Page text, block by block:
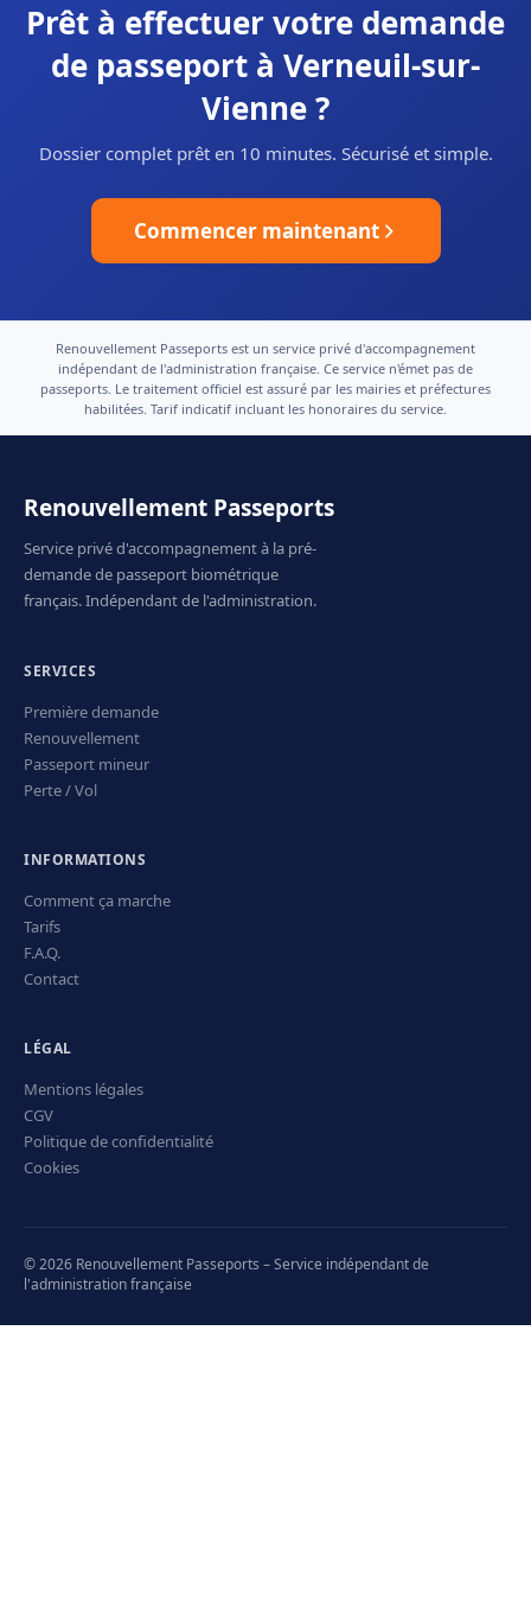
Prêt à effectuer votre demande
de passeport à Verneuil-sur-
Vienne ?
Dossier complet prêt en 10 minutes. Sécurisé et simple.
Commencer maintenant
Renouvellement Passeports est un service privé d'accompagnement
indépendant de l'administration française. Ce service n'émet pas de
passeports. Le traitement officiel est assuré par les mairies et préfectures
habilitées. Tarif indicatif incluant les honoraires du service.
Renouvellement Passeports
Service privé d'accompagnement à la pré-
demande de passeport biométrique
français. Indépendant de l'administration.
SERVICES
Première demande
Renouvellement
Passeport mineur
Perte / Vol
INFORMATIONS
Comment ça marche
Tarifs
F.A.Q.
Contact
LÉGAL
Mentions légales
CGV
Politique de confidentialité
Cookies
© 2026 Renouvellement Passeports – Service indépendant de
l'administration française